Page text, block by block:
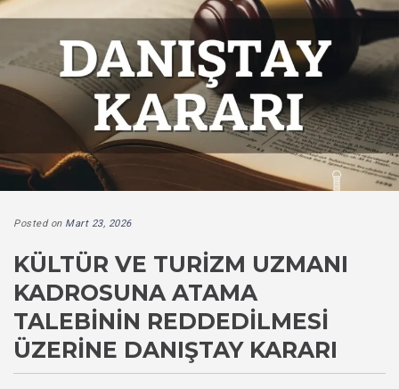
Posted on Mart 23, 2026
KÜLTÜR VE TURIZM UZMANI
KADROSUNA ATAMA
TALEBININ REDDEDILMESI
ÜZERINE DANIŞTAY KARARI